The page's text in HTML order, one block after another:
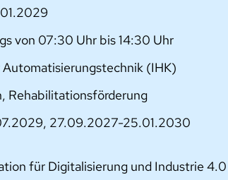
von 07:30 Uhr bis 14:30 Uhr
(IHK)
Rehabilitationsförderung
27.09.2027-25.01.2030
für Digitalisierung und Industrie